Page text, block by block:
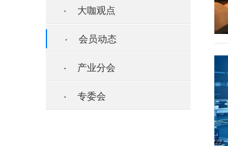
· 大咖观点
· 会员动态
· 产业分会
· 专委会